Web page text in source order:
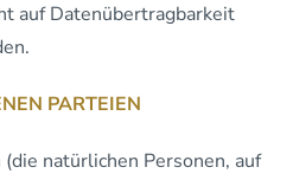
auf Datenübertragbarkeit
PARTEIEN
natürlichen Personen, auf